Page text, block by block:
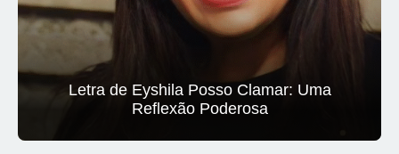
Letra de Eyshila Posso Clamar: Uma
Reflexão Poderosa